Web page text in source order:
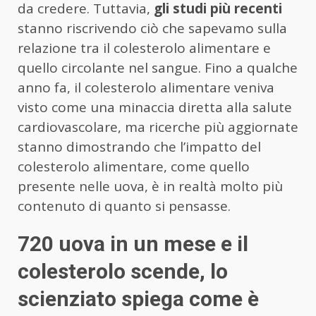
da credere. Tuttavia, gli studi più recenti
stanno riscrivendo ciò che sapevamo sulla
relazione tra il colesterolo alimentare e
quello circolante nel sangue. Fino a qualche
anno fa, il colesterolo alimentare veniva
visto come una minaccia diretta alla salute
cardiovascolare, ma ricerche più aggiornate
stanno dimostrando che l’impatto del
colesterolo alimentare, come quello
presente nelle uova, è in realtà molto più
contenuto di quanto si pensasse.
720 uova in un mese e il
colesterolo scende, lo
scienziato spiega come è